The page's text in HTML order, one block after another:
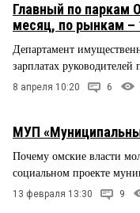
Главный по паркам
месяц, по рынкам –
Департамент
зарплатах
8 апреля 10:20 6
МУП
Почему омские власти
социальном проекте
13 февраля 13:30 9